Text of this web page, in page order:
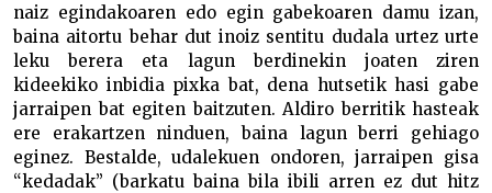
naiz egindakoaren edo egin gabekoaren damu izan,
baina aitortu behar dut inoiz sentitu dudala urtez urte
leku berera eta lagun berdinekin joaten ziren
kideekiko inbidia pixka bat, dena hutsetik hasi gabe
jarraipen bat egiten baitzuten. Aldiro berritik hasteak
ere erakartzen ninduen, baina lagun berri gehiago
eginez. Bestalde, udalekuen ondoren, jarraipen gisa
“kedadak” (barkatu baina bila ibili arren ez dut hitz